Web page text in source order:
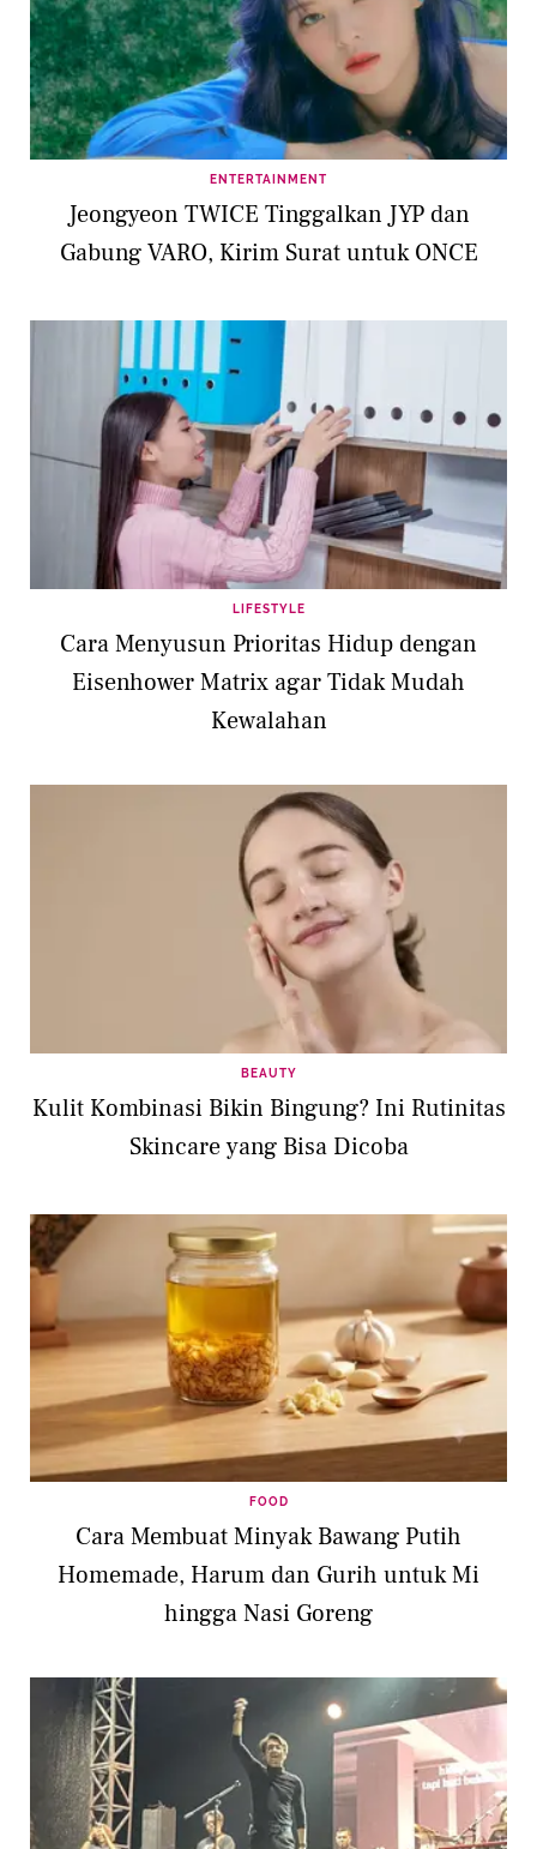
ENTERTAINMENT
Jeongyeon TWICE Tinggalkan JYP dan
Gabung VARO, Kirim Surat untuk ONCE
LIFESTYLE
Cara Menyusun Prioritas Hidup dengan
Eisenhower Matrix agar Tidak Mudah
Kewalahan
BEAUTY
Kulit Kombinasi Bikin Bingung? Ini Rutinitas
Skincare yang Bisa Dicoba
FOOD
Cara Membuat Minyak Bawang Putih
Homemade, Harum dan Gurih untuk Mi
hingga Nasi Goreng